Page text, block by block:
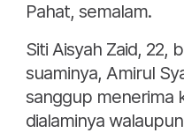
Pahat, semalam.
Siti Aisyah Zaid, 22,
suaminya, Amirul
sanggup menerima
dialaminya